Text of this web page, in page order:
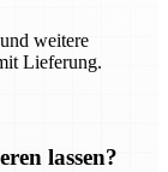
weitere
Lieferung.
lassen?